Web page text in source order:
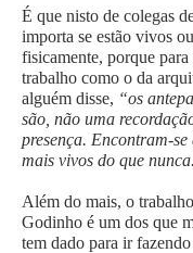
É que nisto de colegas
importa se estão vivos
fisicamente, porque
trabalho como o da
alguém disse, “os
são, não uma
presença. Encontram-se
mais vivos do que
Além do mais, o
Godinho é um dos que
tem dado para ir